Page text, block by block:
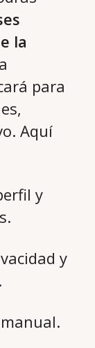
la
para
Aquí
y
y